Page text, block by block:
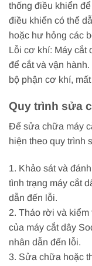
thống điều khiển
điều khiển có thể
hoặc hư hỏng các
Lỗi cơ khí: Máy cắt
để cắt và vận
bộ phận cơ khí,
Quy trình sửa
Để sửa chữa máy
hiện theo quy trình
1. Khảo sát và
tình trạng máy cắt
dẫn đến lỗi.
2. Tháo rời và
của máy cắt dây
nhân dẫn đến lỗi.
3. Sửa chữa hoặc